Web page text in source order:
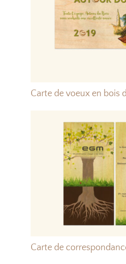
Carte de voeux en bois
Carte de